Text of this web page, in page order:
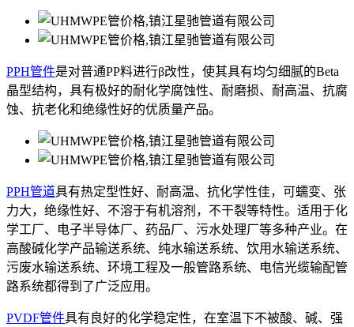
PPH管件是对普通PP料进行β改性，使其具有均匀细腻的Beta
晶型结构，具有极好的耐化学腐蚀性、耐磨损、耐高温、抗腐
蚀、抗老化和绝缘性好的优质量产品。
PPH管道具有热定型性好、耐高温、抗化学性佳，可蠕变、张
力大，绝缘性好、不溶于有机溶剂，不干裂等特性。适用于化
学工厂、电子半导体厂、药品厂、污水处理厂等多种产业。在
高酸碱化学产品输送系统、纯水输送系统、饮用水输送系统、
污废水输送系统、环境工程及一般管路系统、电信光缆输配管
路系统都得到了广泛应用。
PVDF管件具有良好的化学稳定性，在室温下不被酸、碱、强